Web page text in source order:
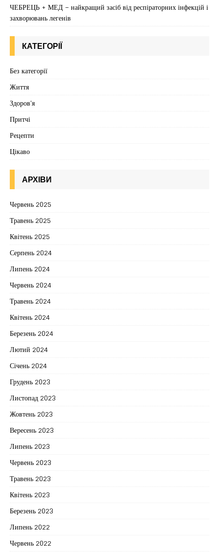
ЧЕБРЕЦЬ + МЕД – найкращий засіб від респіраторних інфекцій і
захворювань легенів
КАТЕГОРІЇ
Без категорії
Життя
Здоров'я
Притчі
Рецепти
Цікаво
АРХІВИ
Червень 2025
Травень 2025
Квітень 2025
Серпень 2024
Липень 2024
Червень 2024
Травень 2024
Квітень 2024
Березень 2024
Лютий 2024
Січень 2024
Грудень 2023
Листопад 2023
Жовтень 2023
Вересень 2023
Липень 2023
Червень 2023
Травень 2023
Квітень 2023
Березень 2023
Липень 2022
Червень 2022